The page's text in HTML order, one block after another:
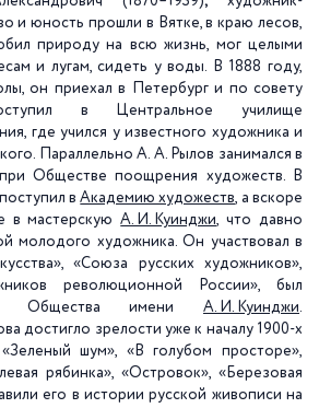
и юность прошли в Вятке, в краю лесов,
природу на всю жизнь, мог целыми
и лугам, сидеть у воды. В 1888 году,
он приехал в Петербург и по совету
в Центральное училище
где учился у известного художника и
Параллельно А. А. Рылов занимался в
Обществе поощрения художеств. В
вАкадемию художеств, а вскоре
в мастерскуюА. И. Куинджи, что давно
молодого художника. Он участвовал в
«Союза русских художников»,
революционной России», был
Общества имени А. И. Куинджи.
достигло зрелости уже к началу 1900-х
шум», «В голубом просторе»,
рябинка», «Островок», «Березовая
его в истории русской живописи на